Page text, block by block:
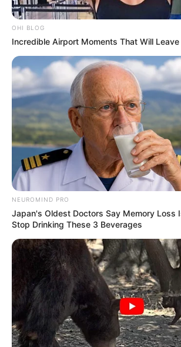
define que cabe à Conferência de Saúde
saúde e propor as diretrizes para a
nos níveis correspondentes”;
Considerando que, com base no §2°
8.142/1990, compete ao Conselho
estratégias e controlar a execução da
"inclusive nos aspectos econômicos e
OHI BLOG
Incredible Airport Moments That Will
NEUROMIND PRO
Japan's Oldest Doctors Say Memory Loss
Stop Drinking These 3 Beverages